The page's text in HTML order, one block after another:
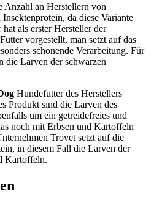
Anzahl an Herstellern von
da diese Variante
als erster Hersteller der
vorgestellt, man setzt auf das
schonende Verarbeitung. Für
die Larven der schwarzen
Hundefutter des Herstellers
Produkt sind die Larven des
um ein getreidefreies und
noch mit Erbsen und Kartoffeln
Trovet setzt auf die
in diesem Fall die Larven der
Kartoffeln.